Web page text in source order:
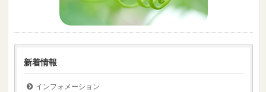
新着情報
インフォメーション